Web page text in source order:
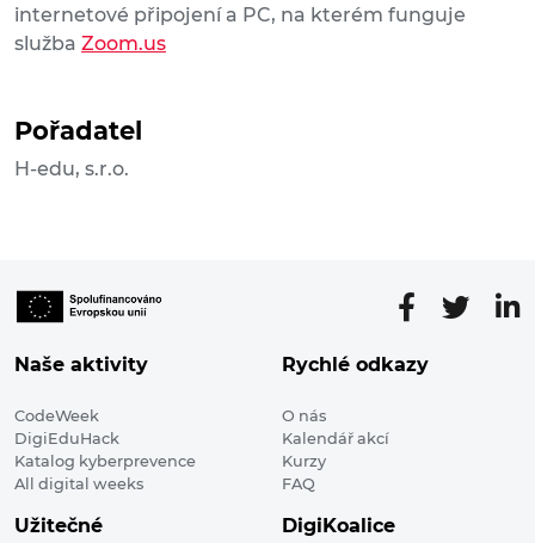
internetové připojení a PC, na kterém funguje
služba Zoom.us
Pořadatel
H-edu, s.r.o.
Naše aktivity
CodeWeek
DigiEduHack
Katalog kyberprevence
All digital weeks
Rychlé odkazy
O nás
Kalendář akcí
Kurzy
FAQ
Užitečné DigiKoalice